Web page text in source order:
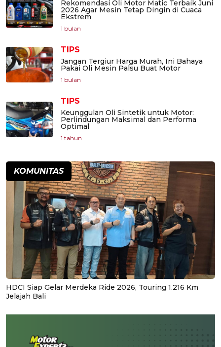
Rekomendasi Oli Motor Matic Terbaik Juni
2026 Agar Mesin Tetap Dingin di Cuaca
Ekstrem
1 bulan
TIPS
Jangan Tergiur Harga Murah, Ini Bahaya
Pakai Oli Mesin Palsu Buat Motor
1 bulan
TIPS
Keunggulan Oli Sintetik untuk Motor:
Perlindungan Maksimal dan Performa
Optimal
1 tahun
KOMUNITAS
HDCI Siap Gelar Merdeka Ride 2026, Touring 1.216 Km
Jelajah Bali